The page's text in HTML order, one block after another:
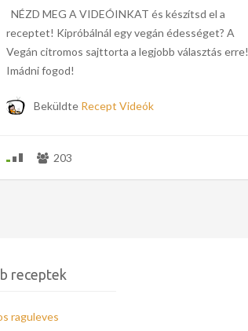
NÉZD MEG A VIDEÓINKAT és készítsd el a
receptet! Kipróbálnál egy vegán édességet? A
Vegán citromos sajttorta a legjobb választás erre!
Imádni fogod!
Beküldte Recept Videók
203
receptek
raguleves